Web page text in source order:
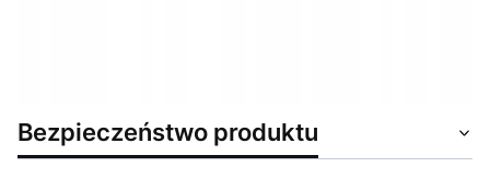
Bezpieczeństwo produktu